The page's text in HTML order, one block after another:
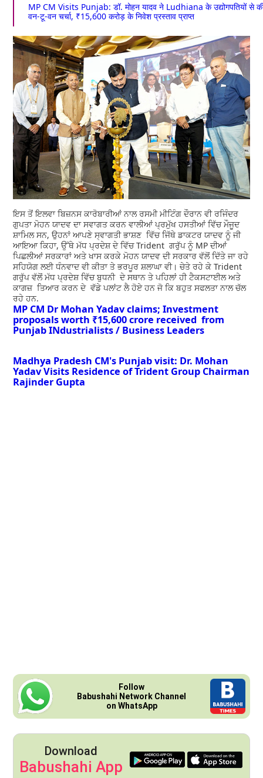
MP CM Visits Punjab: डॉ. मोहन यादव ने Ludhiana के उद्योगपतियों से
वन-टू-वन चर्चा, ₹15,600 करोड़ के निवेश प्रस्ताव प्राप्त
ਇਸ ਤੋਂ ਇਲਵਾ ਬਿਜ਼ਨਸ ਕਾਰੋਬਾਰੀਆਂ ਨਾਲ ਰਸਮੀ ਮੀਟਿੰਗ ਦੌਰਾਨ ਵੀ ਰਜਿੰਦਰ
ਗੁਪਤਾ ਮੋਹਨ ਯਾਦਵ ਦਾ ਸਵਾਗਤ ਕਰਨ ਵਾਲੀਆਂ ਪ੍ਰਮੁੱਖ ਹਸਤੀਆਂ ਵਿੱਚ ਮੌਜੂਦ
ਸ਼ਾਮਿਲ ਸਨ, ਉਹਨਾਂ ਆਪਣੇ ਸ੍ਵਾਗਤੀ ਭਾਸ਼ਣ ਵਿੱਚ ਜਿੱਥੇ ਡਾਕਟਰ ਯਾਦਵ ਨੂੰ ਜੀ
ਆਇਆ ਕਿਹਾ, ਉੱਥੇ ਮੱਧ ਪ੍ਰਦੇਸ਼ ਦੇ ਵਿੱਚ Trident ਗਰੁੱਪ ਨੂੰ MP ਦੀਆਂ
ਪਿਛਲੀਆਂ ਸਰਕਾਰਾਂ ਅਤੇ ਖਾਸ ਕਰਕੇ ਮੋਹਨ ਯਾਦਵ ਦੀ ਸਰਕਾਰ ਵੱਲੋਂ ਦਿੱਤੇ ਜਾ ਰਹੇ
ਸਹਿਯੋਗ ਲਈ ਧੰਨਵਾਦ ਵੀ ਕੀਤਾ ਤੇ ਭਰਪੂਰ ਸ਼ਲਾਘਾ ਵੀ। ਚੇਤੇ ਰਹੇ ਕੇ Trident
ਗਰੁੱਪ ਵੱਲੋਂ ਮੱਧ ਪ੍ਰਦੇਸ਼ ਵਿੱਚ ਬੁਧਨੀ ਦੇ ਸਥਾਨ ਤੇ ਪਹਿਲਾਂ ਹੀ ਟੈਕਸਟਾਈਲ ਅਤੇ
ਕਾਗਜ਼ ਤਿਆਰ ਕਰਨ ਦੇ ਵੱਡੇ ਪਲਾਂਟ ਲੈ ਹੋਏ ਹਨ ਜੋ ਕਿ ਬਹੁਤ ਸਫਲਤਾ ਨਾਲ ਚੱਲ
ਰਹੇ ਹਨ.
MP CM Dr Mohan Yadav claims; Investment
proposals worth ₹15,600 crore received from
Punjab INdustrialists / Business Leaders
Madhya Pradesh CM's Punjab visit: Dr. Mohan
Yadav Visits Residence of Trident Group Chairman
Rajinder Gupta
Follow
Babushahi Network Channel
on WhatsApp
Download
Babushahi App